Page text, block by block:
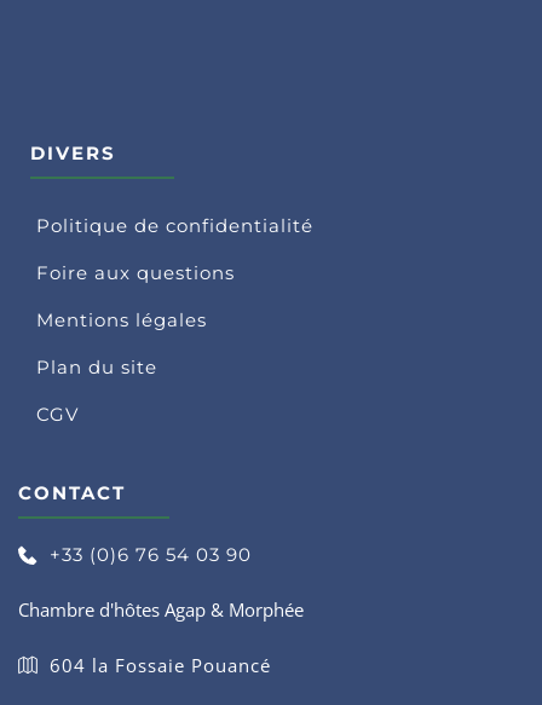
DIVERS
Politique de confidentialité
Foire aux questions
Mentions légales
Plan du site
CGV
CONTACT
+33 (0)6 76 54 03 90
Chambre d'hôtes Agap & Morphée
604 la Fossaie Pouancé